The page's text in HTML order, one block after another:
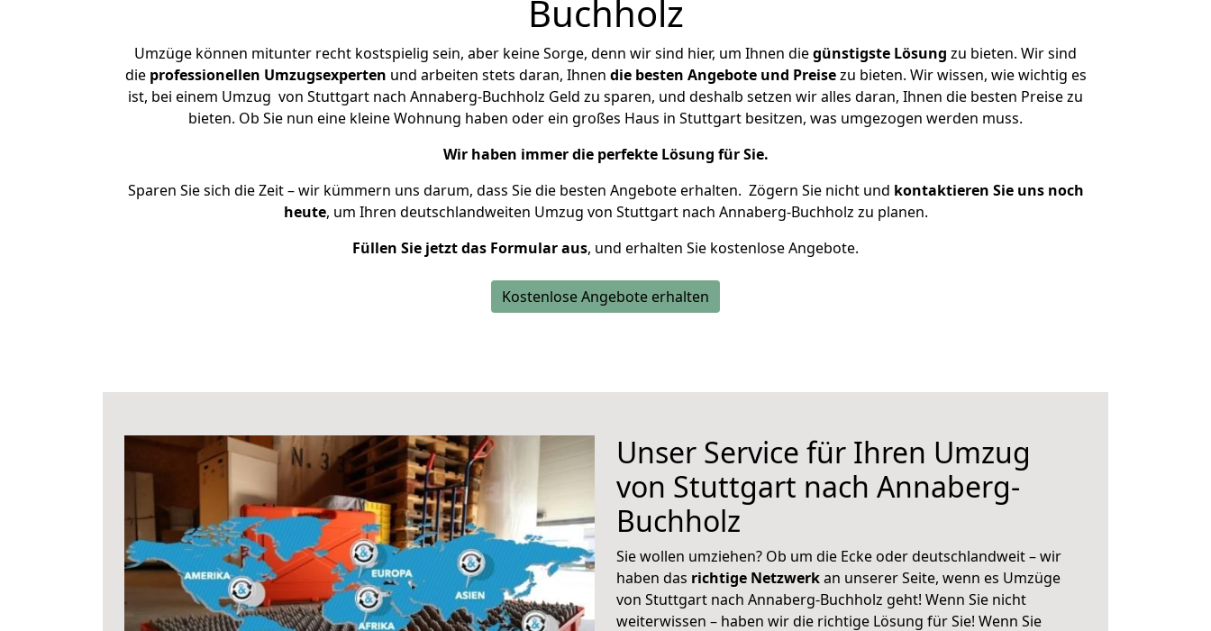
Buchholz
Umzüge können mitunter recht kostspielig sein, aber keine Sorge, denn wir sind hier, um Ihnen diegünstigste Lösung zu bieten. Wir sind
die professionellen Umzugsexperten und arbeiten stets daran, Ihnen die besten Angebote und Preisezu bieten. Wir wissen, wie wichtig es
ist, bei einem Umzug von Stuttgart nach Annaberg-Buchholz Geld zu sparen, und deshalb setzen wir alles daran, Ihnen die besten Preise zu
bieten. Ob Sie nun eine kleine Wohnung haben oder ein großes Haus in Stuttgart besitzen, was umgezogen werden muss.
Wir haben immer die perfekte Lösung für Sie.
Sparen Sie sich die Zeit – wir kümmern uns darum, dass Sie die besten Angebote erhalten. Zögern Sie nicht und kontaktieren Sie uns noch
heute, um Ihren deutschlandweiten Umzug von Stuttgart nach Annaberg-Buchholz zu planen.
Füllen Sie jetzt das Formular aus, und erhalten Sie kostenlose Angebote.
Kostenlose Angebote erhalten
Unser Service für Ihren Umzug
von Stuttgart nach Annaberg-
Buchholz
Sie wollen umziehen? Ob um die Ecke oder deutschlandweit – wir
haben das richtige Netzwerkan unserer Seite, wenn es Umzüge
von Stuttgart nach Annaberg-Buchholz geht! Wenn Sie nicht
weiterwissen – haben wir die richtige Lösung für Sie! Wenn Sie